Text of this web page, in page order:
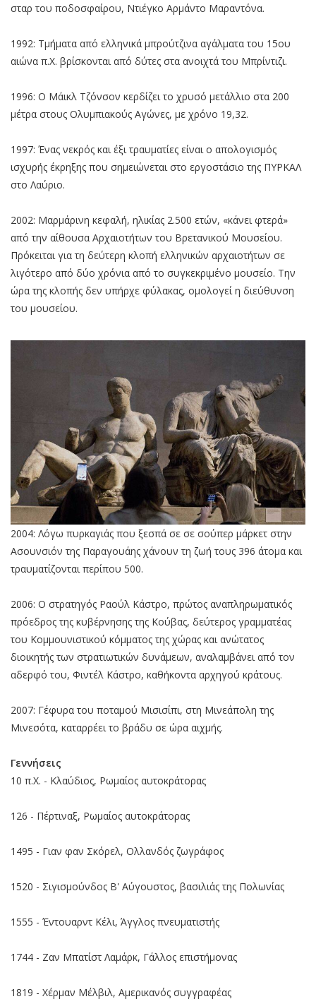
σταρ του ποδοσφαίρου, Ντιέγκο Αρμάντο Μαραντόνα.
1992: Τμήματα από ελληνικά μπρούτζινα αγάλματα του 15ου
αιώνα π.Χ. βρίσκονται από δύτες στα ανοιχτά του Μπρίντιζι.
1996: Ο Μάικλ Τζόνσον κερδίζει το χρυσό μετάλλιο στα 200
μέτρα στους Ολυμπιακούς Αγώνες, με χρόνο 19,32.
1997: Ένας νεκρός και έξι τραυματίες είναι ο απολογισμός
ισχυρής έκρηξης που σημειώνεται στο εργοστάσιο της ΠΥΡΚΑΛ
στο Λαύριο.
2002: Μαρμάρινη κεφαλή, ηλικίας 2.500 ετών, «κάνει φτερά»
από την αίθουσα Αρχαιοτήτων του Βρετανικού Μουσείου.
Πρόκειται για τη δεύτερη κλοπή ελληνικών αρχαιοτήτων σε
λιγότερο από δύο χρόνια από το συγκεκριμένο μουσείο. Την
ώρα της κλοπής δεν υπήρχε φύλακας, ομολογεί η διεύθυνση
του μουσείου.
2004: Λόγω πυρκαγιάς που ξεσπά σε σε σούπερ μάρκετ στην
Ασουνσιόν της Παραγουάης χάνουν τη ζωή τους 396 άτομα και
τραυματίζονται περίπου 500.
2006: Ο στρατηγός Ραούλ Κάστρο, πρώτος αναπληρωματικός
πρόεδρος της κυβέρνησης της Κούβας, δεύτερος γραμματέας
του Κομμουνιστικού κόμματος της χώρας και ανώτατος
διοικητής των στρατιωτικών δυνάμεων, αναλαμβάνει από τον
αδερφό του, Φιντέλ Κάστρο, καθήκοντα αρχηγού κράτους.
2007: Γέφυρα του ποταμού Μισισίπι, στη Μινεάπολη της
Μινεσότα, καταρρέει το βράδυ σε ώρα αιχμής.
Γεννήσεις
10 π.Χ. - Κλαύδιος, Ρωμαίος αυτοκράτορας
126 - Πέρτιναξ, Ρωμαίος αυτοκράτορας
1495 - Γιαν φαν Σκόρελ, Ολλανδός ζωγράφος
1520 - Σιγισμούνδος Β' Αύγουστος, βασιλιάς της Πολωνίας
1555 - Έντουαρντ Κέλι, Άγγλος πνευματιστής
1744 - Ζαν Μπατίστ Λαμάρκ, Γάλλος επιστήμονας
1819 - Χέρμαν Μέλβιλ, Αμερικανός συγγραφέας